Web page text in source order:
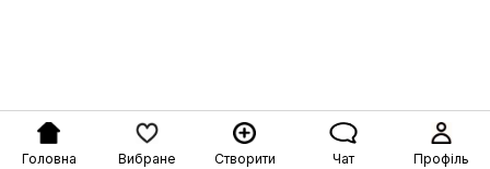
Головна Вибране Створити Чат Профіль